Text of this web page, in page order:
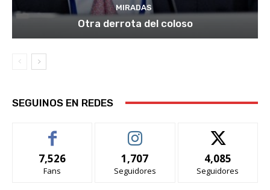
MIRADAS
Otra derrota del coloso
SEGUINOS EN REDES
7,526
Fans
1,707
Seguidores
4,085
Seguidores